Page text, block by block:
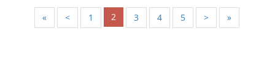
« < 1 2 3 4 5 > »